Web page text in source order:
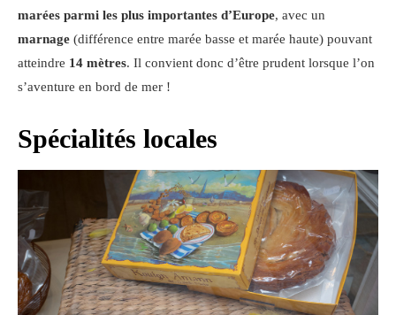
marées parmi les plus importantes d’Europe, avec un
marnage (différence entre marée basse et marée haute) pouvant
atteindre 14 mètres. Il convient donc d’être prudent lorsque l’on
s’aventure en bord de mer !
Spécialités locales